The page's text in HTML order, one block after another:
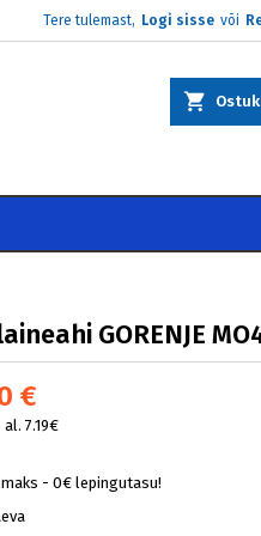
Tere tulemast, Logi sisse või
GORENJE
€
7.19€
- 0€ lepingutasu!